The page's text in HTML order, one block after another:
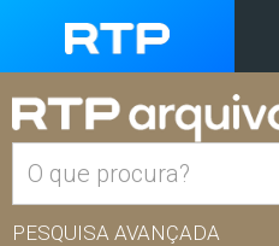
PESQUISA AVANÇADA